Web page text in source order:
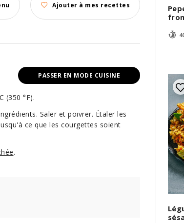
Ajouter à mes recettes
PASSER EN MODE CUISINE
(350 °F).
Saler et poivrer. Étaler les
ce que les courgettes soient
.